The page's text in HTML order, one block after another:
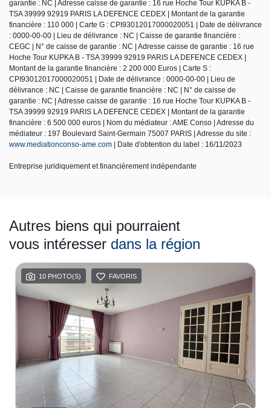
garantie : NC | Adresse caisse de garantie : 16 rue Hoche Tour KUPKA B -
TSA 39999 92919 PARIS LA DEFENCE CEDEX | Montant de la garantie
financière : 110 000 | Carte G : CPI93012017000020051 | Date de délivrance
: 0000-00-00 | Lieu de délivrance : NC | Caisse de garantie financière :
CEGC | N° de caisse de garantie : NC | Adresse caisse de garantie : 16 rue
Hoche Tour KUPKA B - TSA 39999 92919 PARIS LA DEFENCE CEDEX |
Montant de la garantie financière : 2 200 000 Euros | Carte S :
CPI93012017000020051 | Date de délivrance : 0000-00-00 | Lieu de
délivrance : NC | Caisse de garantie financière : NC | N° de caisse de
garantie : NC | Adresse caisse de garantie : 16 rue Hoche Tour KUPKA B -
TSA 39999 92919 PARIS LA DEFENCE CEDEX | Montant de la garantie
financière : 6 500 000 euros | Nom du médiateur : AME Conso | Adresse du
médiateur : 197 Boulevard Saint-Germain 75007 PARIS | Adresse du site :
www.mediationconso-ame.com | Date d'obtention du label : 16/11/2023
Entreprise juridiquement et financièrement indépendante
Autres biens qui pourraient
vous intéresser dans la région
10 PHOTO(S) FAVORIS